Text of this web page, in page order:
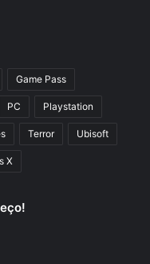
Game Pass
PC Playstation
Terror Ubisoft
X